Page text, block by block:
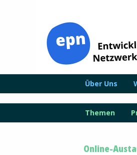
Über Uns
Themen
Online-